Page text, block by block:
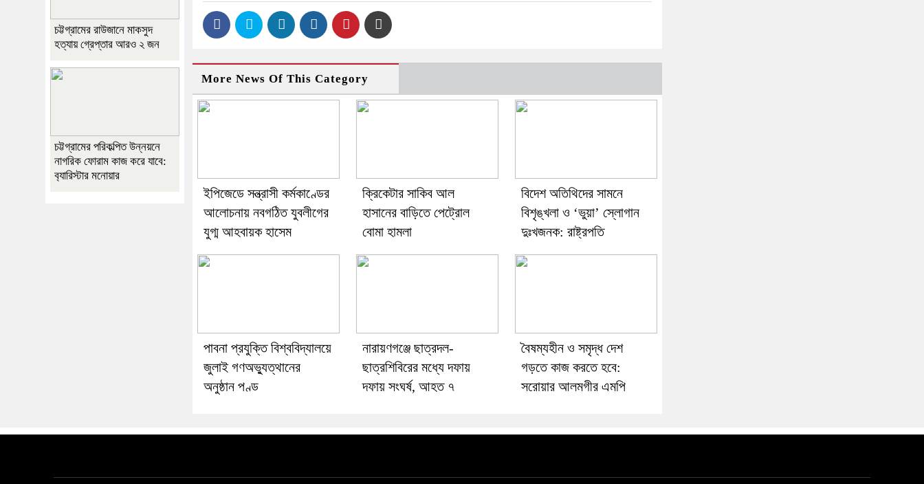
More News Of This Category
ইপিজেডে সন্ত্রাসী কর্মকাণ্ডের
আলোচনায় নবগঠিত যুবলীগের
যুগ্ম আহবায়ক হাসেম
ক্রিকেটার সাকিব আল
হাসানের বাড়িতে পেট্রোল
বোমা হামলা
বিদেশ অতিথিদের সামনে
বিশৃঙ্খলা ও ‘ভুয়া’ স্লোগান
দুঃখজনক: রাষ্ট্রপতি
পাবনা প্রযুক্তি বিশ্ববিদ্যালয়ে
জুলাই গণঅভ্যুত্থানের
অনুষ্ঠান পণ্ড
নারায়ণগঞ্জে ছাত্রদল-
ছাত্রশিবিরের মধ্যে দফায়
দফায় সংঘর্ষ, আহত ৭
বৈষম্যহীন ও সমৃদ্ধ দেশ
গড়তে কাজ করতে হবে:
সরোয়ার আলমগীর এমপি
চট্টগ্রামের রাউজানে মাকসুদ
হত্যায় গ্রেপ্তার আরও ২ জন
চট্টগ্রামের পরিকল্পিত উন্নয়নে
নাগরিক ফোরাম কাজ করে যাবে:
ব‍্যারিস্টার মনোয়ার